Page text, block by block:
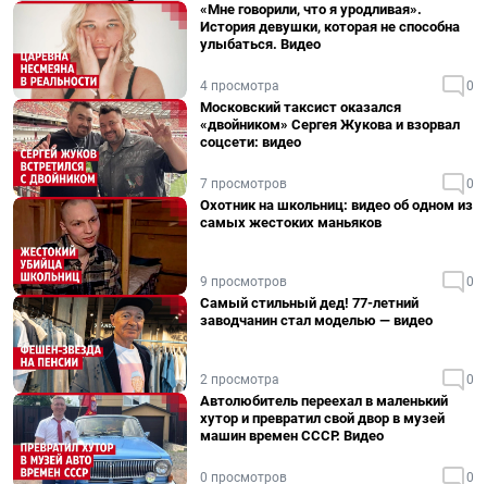
«Мне говорили, что я уродливая».
История девушки, которая не способна
улыбаться. Видео
4 просмотра 0
Московский таксист оказался
«двойником» Сергея Жукова и взорвал
соцсети: видео
7 просмотров 0
Охотник на школьниц: видео об одном из
самых жестоких маньяков
9 просмотров 0
Самый стильный дед! 77-летний
заводчанин стал моделью — видео
2 просмотра 0
Автолюбитель переехал в маленький
хутор и превратил свой двор в музей
машин времен СССР. Видео
0 просмотров 0